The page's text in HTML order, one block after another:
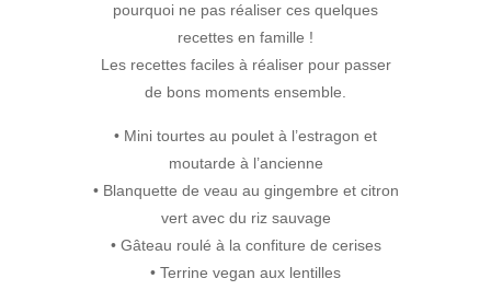
pourquoi ne pas réaliser ces quelques
recettes en famille !
Les recettes faciles à réaliser pour passer
de bons moments ensemble.
• Mini tourtes au poulet à l’estragon et
moutarde à l’ancienne
• Blanquette de veau au gingembre et citron
vert avec du riz sauvage
• Gâteau roulé à la confiture de cerises
• Terrine vegan aux lentilles